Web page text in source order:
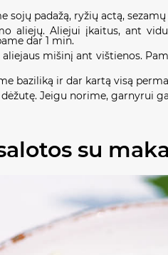
sojų padažą, ryžių actą,
aliejų. Aliejui įkaitus, ant
dar 1 min.
mišinį ant vištienos.
baziliką ir dar kartą visą
Jeigu norime, garnyrui
su